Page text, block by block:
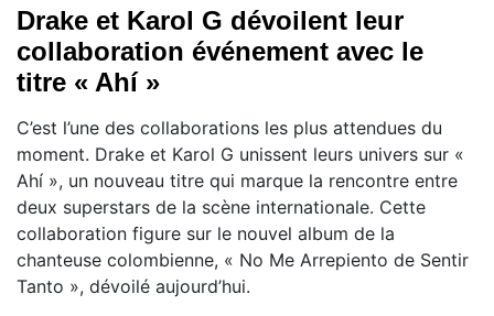
Drake et Karol G dévoilent leur
collaboration événement avec le
titre « Ahí »
C’est l’une des collaborations les plus attendues du
moment. Drake et Karol G unissent leurs univers sur «
Ahí », un nouveau titre qui marque la rencontre entre
deux superstars de la scène internationale. Cette
collaboration figure sur le nouvel album de la
chanteuse colombienne, « No Me Arrepiento de Sentir
Tanto », dévoilé aujourd’hui.